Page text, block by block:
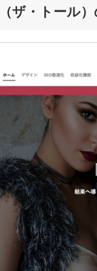
ザ・トール